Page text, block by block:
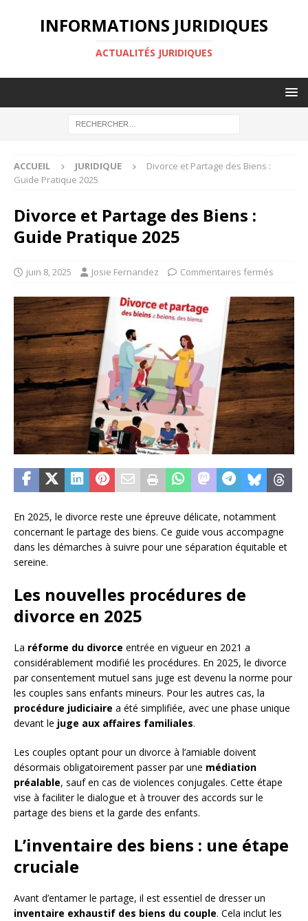
INFORMATIONS JURIDIQUES
ACTUALITÉS JURIDIQUES
ACCUEIL JURIDIQUE
Divorce et Partage des Biens :
Guide Pratique 2025
Divorce et Partage des Biens :
Guide Pratique 2025
juin 8, 2025 Josie Fernandez Commentaires fermés
En 2025, le divorce reste une épreuve délicate, notamment
concernant le partage des biens. Ce guide vous accompagne
dans les démarches à suivre pour une séparation équitable et
sereine.
Les nouvelles procédures de
divorce en 2025
La réforme du divorce entrée en vigueur en 2021 a
considérablement modifié les procédures. En 2025, le divorce
par consentement mutuel sans juge est devenu la norme pour
les couples sans enfants mineurs. Pour les autres cas, la
procédure judiciaire a été simplifiée, avec une phase unique
devant le juge aux affaires familiales.
Les couples optant pour un divorce à l’amiable doivent
désormais obligatoirement passer par une médiation
préalable, sauf en cas de violences conjugales. Cette étape
vise à faciliter le dialogue et à trouver des accords sur le
partage des biens et la garde des enfants.
L’inventaire des biens : une étape
cruciale
Avant d’entamer le partage, il est essentiel de dresser un
inventaire exhaustif des biens du couple. Cela inclut les